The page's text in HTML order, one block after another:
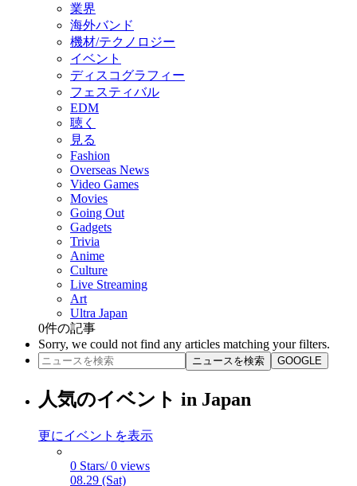
業界
海外バンド
機材/テクノロジー
イベント
ディスコグラフィー
フェスティバル
EDM
聴く
見る
Fashion
Overseas News
Video Games
Movies
Going Out
Gadgets
Trivia
Anime
Culture
Live Streaming
Art
Ultra Japan
0件の記事
Sorry, we could not find any articles matching your filters.
ニュースを検索 GOOGLE
人気のイベント in Japan
更にイベントを表示
0 Stars/ 0 views
08.29 (Sat)